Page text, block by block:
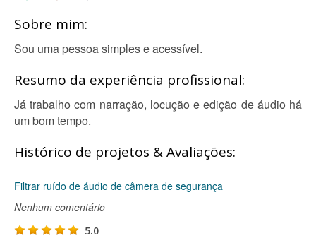
Sobre mim:
Sou uma pessoa simples e acessível.
Resumo da experiência profissional:
Já trabalho com narração, locução e edição de áudio há
um bom tempo.
Histórico de projetos & Avaliações:
Filtrar ruído de áudio de câmera de segurança
Nenhum comentário
5.0